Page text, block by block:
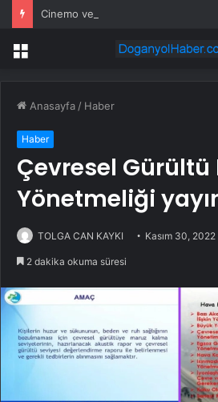
Menü
Anasayfa / Haber
Haber
Çevresel Gürültü
Yönetmeliği
TOLGA CAN KAYKI Kasım 30, 2022
2 dakika okuma süresi